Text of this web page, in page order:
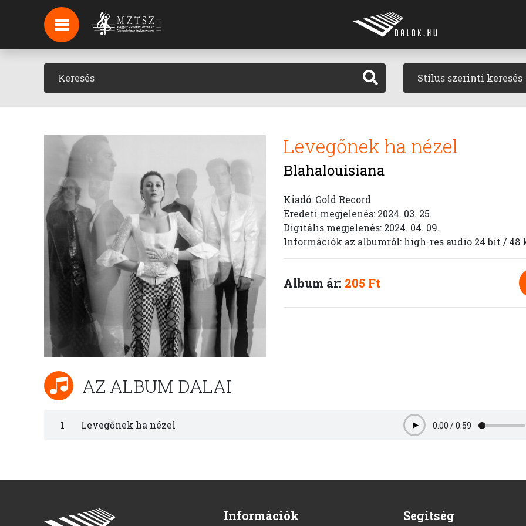
HÍREK
HÍRLEVÉL FELIRATKOZÁS
PODCAST Stílus szerinti keresés
Levegőnek ha nézel
Blahalouisiana
Kiadó: Gold Record
Eredeti megjelenés: 2024. 03. 25.
Digitális megjelenés: 2024. 04. 09.
Információk az albumról: high-res audio 24 bit / 48
Album ár: 205 Ft
AZ ALBUM DALAI
1 Levegőnek ha nézel Play0:00 /0:59
Információk Segítség